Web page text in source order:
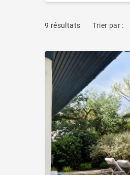
Hossegor (40150)
9 résultats Trier par :